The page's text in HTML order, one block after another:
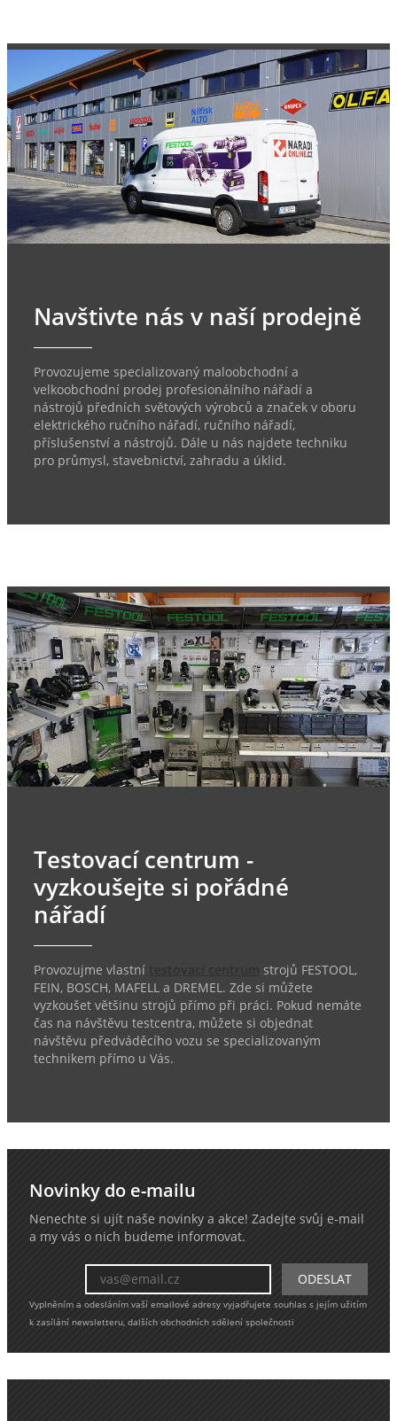
Navštivte nás v naší prodejně
Provozujeme specializovaný maloobchodní a
velkoobchodní prodej profesionálního nářadí a
nástrojů předních světových výrobců a značek v oboru
elektrického ručního nářadí, ručního nářadí,
příslušenství a nástrojů. Dále u nás najdete techniku
pro průmysl, stavebnictví, zahradu a úklid.
Testovací centrum -
vyzkoušejte si pořádné
nářadí
Provozujme vlastní
strojů FESTOOL,
FEIN, BOSCH, MAFELL a DREMEL. Zde si můžete
vyzkoušet většinu strojů přímo při práci. Pokud nemáte
čas na návštěvu testcentra, můžete si objednat
návštěvu předváděcího vozu se specializovaným
technikem přímo u Vás.
Novinky do e-mailu
Nenechte si ujít naše novinky a akce! Zadejte svůj e-mail
a my vás o nich budeme informovat.
Vyplněním a odesláním vaší emailové adresy vyjadřujete souhlas s jejím užitím
k zasílání newsletteru, dalších obchodních sdělení společnosti